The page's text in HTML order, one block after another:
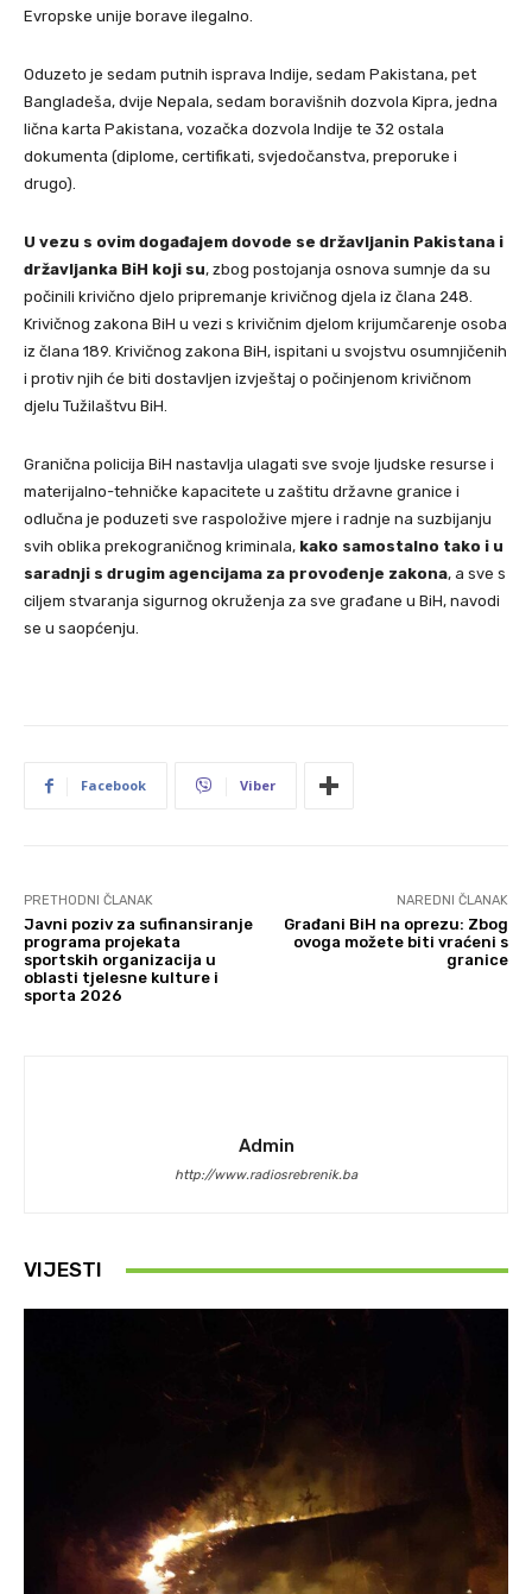
Evropske unije borave ilegalno.
Oduzeto je sedam putnih isprava Indije, sedam Pakistana, pet
Bangladeša, dvije Nepala, sedam boravišnih dozvola Kipra, jedna
lična karta Pakistana, vozačka dozvola Indije te 32 ostala
dokumenta (diplome, certifikati, svjedočanstva, preporuke i
drugo).
U vezu s ovim događajem dovode se državljanin Pakistana i
državljanka BiH koji su, zbog postojanja osnova sumnje da su
počinili krivično djelo pripremanje krivičnog djela iz člana 248.
Krivičnog zakona BiH u vezi s krivičnim djelom krijumčarenje osoba
iz člana 189. Krivičnog zakona BiH, ispitani u svojstvu osumnjičenih
i protiv njih će biti dostavljen izvještaj o počinjenom krivičnom
djelu Tužilaštvu BiH.
Granična policija BiH nastavlja ulagati sve svoje ljudske resurse i
materijalno-tehničke kapacitete u zaštitu državne granice i
odlučna je poduzeti sve raspoložive mjere i radnje na suzbijanju
svih oblika prekograničnog kriminala, kako samostalno tako i u
saradnji s drugim agencijama za provođenje zakona, a sve s
ciljem stvaranja sigurnog okruženja za sve građane u BiH, navodi
se u saopćenju.
Facebook Viber
PRETHODNI ČLANAK
Javni poziv za sufinansiranje
programa projekata
sportskih organizacija u
oblasti tjelesne kulture i
sporta 2026
NAREDNI ČLANAK
Građani BiH na oprezu: Zbog
ovoga možete biti vraćeni s
granice
Admin
http://www.radiosrebrenik.ba
VIJESTI